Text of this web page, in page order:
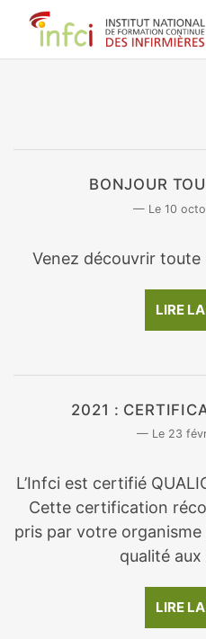
BONJOUR
10
Venez découvrir toute
LIRE
2021 :
23
L’Infci est certifié
Cette certification
pris par votre
qualité
LIRE